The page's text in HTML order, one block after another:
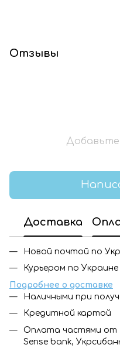
Отзывы
Доставка
Новой почтой по
Курьером по Украине
Подробнее о доставке
Наличными при
Кредитной картой
Оплата частями от
Sense bank,